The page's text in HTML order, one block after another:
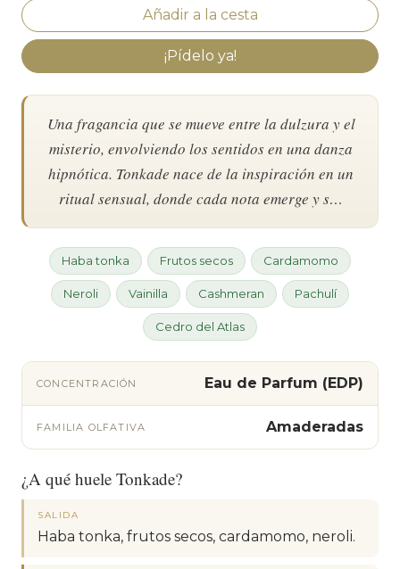
¡Pídelo ya!
Una fragancia que se mueve entre la dulzura y el
misterio, envolviendo los sentidos en una danza
hipnótica. Tonkade nace de la inspiración en un
ritual sensual, donde cada nota emerge y s…
Haba tonka Frutos secos Cardamomo
Neroli Vainilla Cashmeran Pachulí
Cedro del Atlas
CONCENTRACIÓN Eau de Parfum (EDP)
FAMILIA OLFATIVA Amaderadas
¿A qué huele Tonkade?
SALIDA
Haba tonka, frutos secos, cardamomo, neroli.